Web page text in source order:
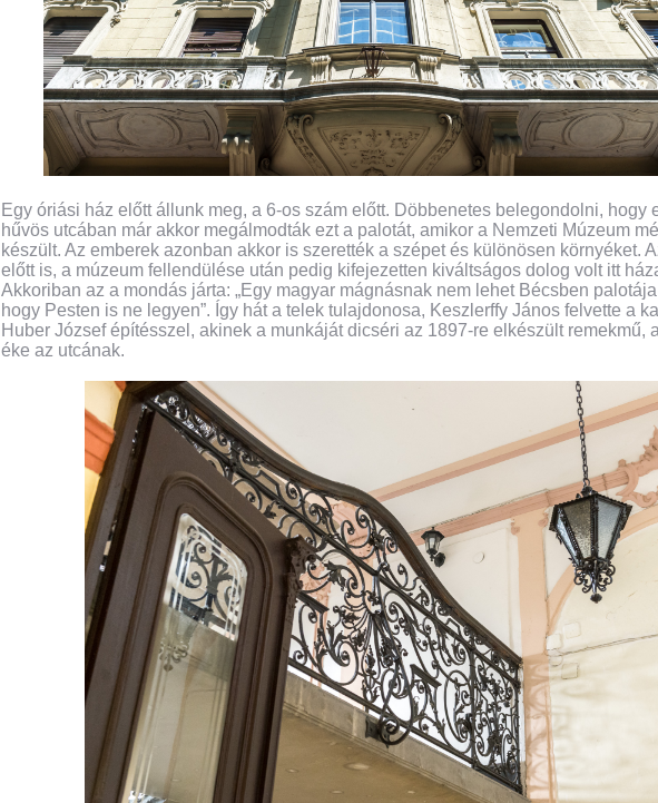
Egy óriási ház előtt állunk meg, a 6-os szám előtt. Döbbenetes belegondolni, hogy
hűvös utcában már akkor megálmodták ezt a palotát, amikor a Nemzeti Múzeum
készült. Az emberek azonban akkor is szerették a szépet és különösen környéket.
előtt is, a múzeum fellendülése után pedig kifejezetten kiváltságos dolog volt itt
Akkoriban az a mondás járta: „Egy magyar mágnásnak nem lehet Bécsben
hogy Pesten is ne legyen”. Így hát a telek tulajdonosa, Keszlerffy János felvette a
Huber József építésszel, akinek a munkáját dicséri az 1897-re elkészült remekmű,
éke az utcának.